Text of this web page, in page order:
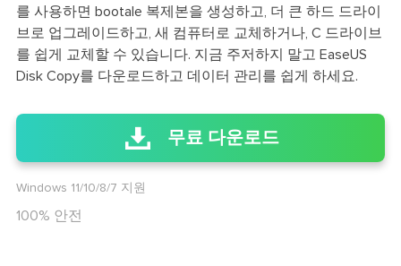
를 사용하면 bootale 복제본을 생성하고, 더 큰 하드 드라이
브로 업그레이드하고, 새 컴퓨터로 교체하거나, C 드라이브
를 쉽게 교체할 수 있습니다. 지금 주저하지 말고 EaseUS
Disk Copy를 다운로드하고 데이터 관리를 쉽게 하세요.
무료 다운로드
Windows 11/10/8/7 지원
100% 안전